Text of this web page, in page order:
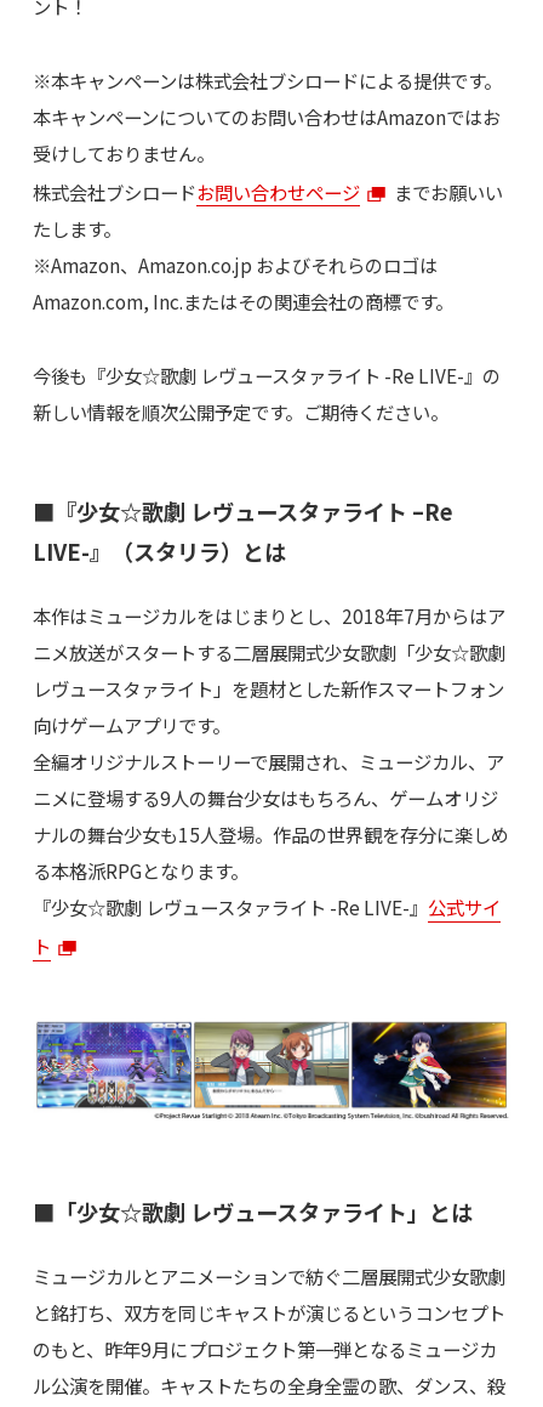
ント！
※本キャンペーンは株式会社ブシロードによる提供です。
本キャンペーンについてのお問い合わせはAmazonではお
受けしておりません。
株式会社ブシロードお問い合わせページ
までお願いい
たします。
※Amazon、Amazon.co.jp およびそれらのロゴは
Amazon.com, Inc.またはその関連会社の商標です。
今後も『少女☆歌劇 レヴュースタァライト -Re LIVE-』の
新しい情報を順次公開予定です。ご期待ください。
■『少女☆歌劇 レヴュースタァライト –Re
LIVE-』（スタリラ）とは
本作はミュージカルをはじまりとし、2018年7月からはア
ニメ放送がスタートする二層展開式少女歌劇「少女☆歌劇
レヴュースタァライト」を題材とした新作スマートフォン
向けゲームアプリです。
全編オリジナルストーリーで展開され、ミュージカル、ア
ニメに登場する9人の舞台少女はもちろん、ゲームオリジ
ナルの舞台少女も15人登場。作品の世界観を存分に楽しめ
る本格派RPGとなります。
『少女☆歌劇 レヴュースタァライト -Re LIVE-』 公式サイ
ト
■「少女☆歌劇 レヴュースタァライト」とは
ミュージカルとアニメーションで紡ぐ二層展開式少女歌劇
と銘打ち、双方を同じキャストが演じるというコンセプト
のもと、昨年9月にプロジェクト第一弾となるミュージカ
ル公演を開催。キャストたちの全身全霊の歌、ダンス、殺